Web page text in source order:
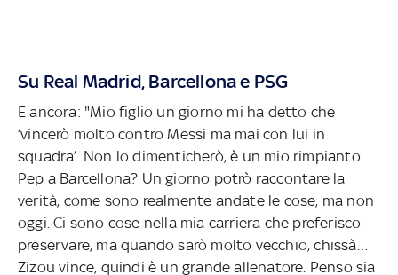
Su Real Madrid, Barcellona e PSG
E ancora: "Mio figlio un giorno mi ha detto che
‘vincerò molto contro Messi ma mai con lui in
squadra’. Non lo dimenticherò, è un mio rimpianto.
Pep a Barcellona? Un giorno potrò raccontare la
verità, come sono realmente andate le cose, ma non
oggi. Ci sono cose nella mia carriera che preferisco
preservare, ma quando sarò molto vecchio, chissà…
Zizou vince, quindi è un grande allenatore. Penso sia